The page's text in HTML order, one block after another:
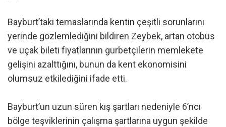
Bayburt’taki temaslarında kentin çeşitli sorunlarını
yerinde gözlemlediğini bildiren Zeybek, artan otobüs
ve uçak bileti fiyatlarının gurbetçilerin memlekete
gelişini azalttığını, bunun da kent ekonomisini
olumsuz etkilediğini ifade etti.
Bayburt’un uzun süren kış şartları nedeniyle 6’ncı
bölge teşviklerinin çalışma şartlarına uygun şekilde